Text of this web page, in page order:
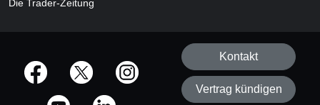
Die Trader-Zeitung
offizielle Social Media-Accounts
Kontakt
Vertrag kündigen